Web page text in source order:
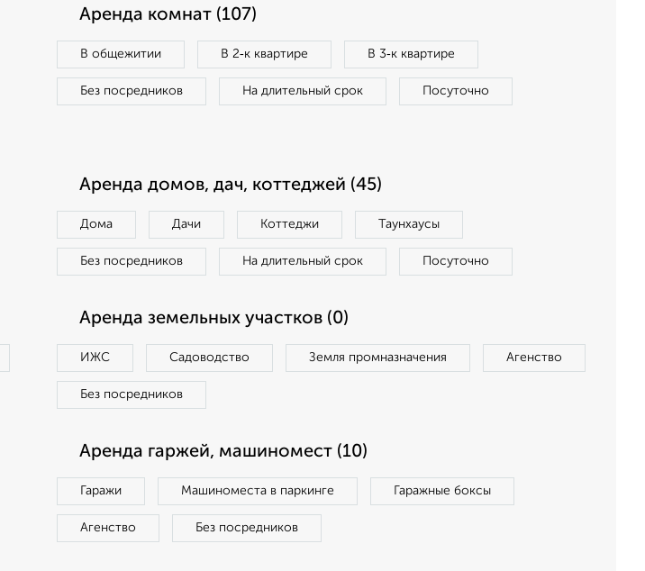
Аренда комнат (107)
В общежитии В 2‑к квартире В 3‑к квартире
Без посредников На длительный срок Посуточно
Аренда домов, дач, коттеджей (45)
Дома Дачи Коттеджи Таунхаусы
Без посредников На длительный срок Посуточно
Аренда земельных участков (0)
ИЖС Садоводство Земля промназначения Агенство
Без посредников
Аренда гаржей, машиномест (10)
Гаражи Машиноместа в паркинге Гаражные боксы
Агенство Без посредников